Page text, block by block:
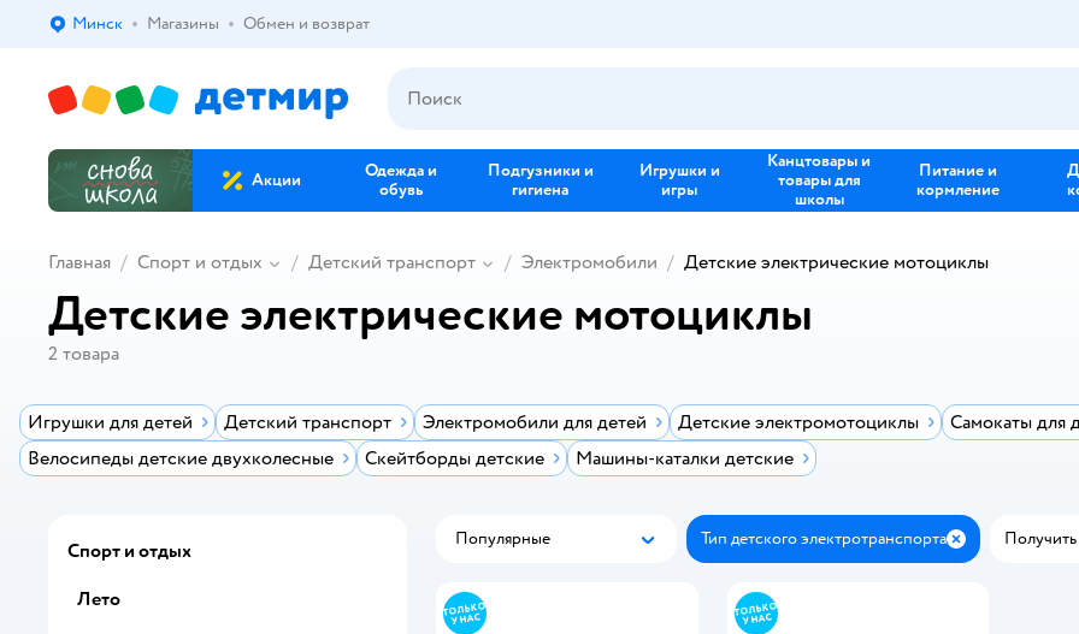
Выбор адреса доставки.
Минск Магазины Обмен и возврат
Акции
Одежда и
обувь
Подгузники и
гигиена
Игрушки и
игры
Канцтовары и
товары для
школы
Питание и
кормление
Главная Спорт и отдых Детский транспорт Электромобили Детские электрические мотоциклы
Детские электрические мотоциклы
2 товара
Игрушки для детей Детский транспорт Электромобили для детей Детские электромотоциклы Самокаты для
Велосипеды детские двухколесные
Скейтборды детские Машины-каталки детские
Популярные
Популярные Тип детского электротранспорта ЗакрытьПолучить
Спорт и отдых
Лето